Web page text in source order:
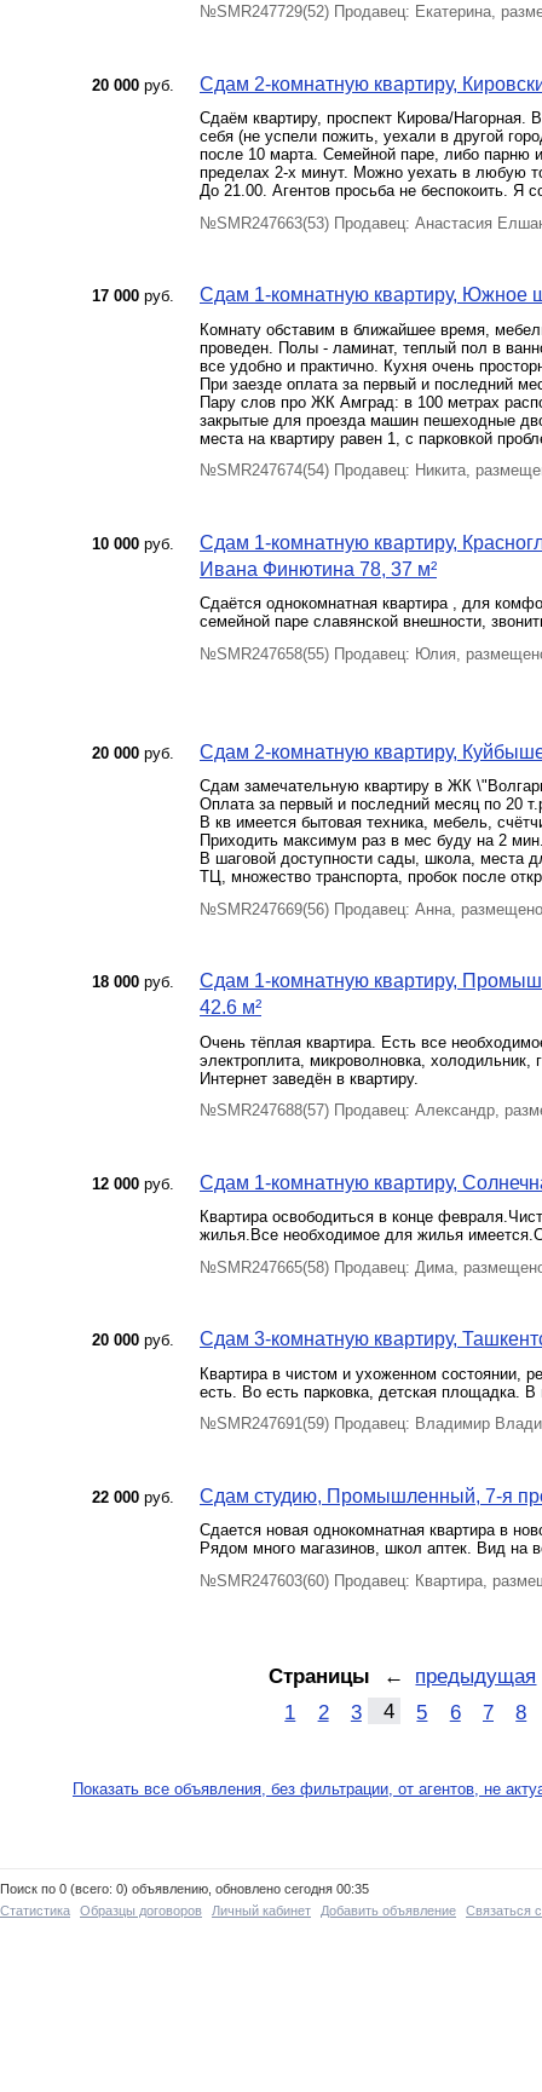
№SMR247729(52) Продавец: Екатерина,
20 000 руб. Сдам 2-комнатную квартиру,
Сдаём квартиру, проспект Кирова/Нагорная.
себя (не успели пожить, уехали в другой
после 10 марта. Семейной паре, либо парню
пределах 2-х минут. Можно уехать в любую
До 21.00. Агентов просьба не беспокоить. Я
№SMR247663(53) Продавец: Анастасия
17 000 руб. Сдам 1-комнатную квартиру, Южное
Комнату обставим в ближайшее время,
проведен. Полы - ламинат, теплый пол в
все удобно и практично. Кухня очень
При заезде оплата за первый и последний
Пару слов про ЖК Амград: в 100 метрах
закрытые для проезда машин пешеходные
места на квартиру равен 1, с парковкой
№SMR247674(54) Продавец: Никита,
10 000 руб.
Сдам 1-комнатную квартиру,
Ивана Финютина 78, 37 м²
Сдаётся однокомнатная квартира , для
семейной паре славянской внешности,
№SMR247658(55) Продавец: Юлия,
20 000 руб. Сдам 2-комнатную квартиру,
Сдам замечательную квартиру в ЖК
Оплата за первый и последний месяц по 20
В кв имеется бытовая техника, мебель,
Приходить максимум раз в мес буду на 2
В шаговой доступности сады, школа, места
ТЦ, множество транспорта, пробок после
№SMR247669(56) Продавец: Анна,
18 000 руб.
Сдам 1-комнатную квартиру,
42.6 м²
Очень тёплая квартира. Есть все
электроплита, микроволновка,
Интернет заведён в квартиру.
№SMR247688(57) Продавец: Александр,
12 000 руб. Сдам 1-комнатную квартиру,
Квартира освободиться в конце
жилья.Все необходимое для жилья
№SMR247665(58) Продавец: Дима,
20 000 руб. Сдам 3-комнатную квартиру,
Квартира в чистом и ухоженном состоянии,
есть. Во есть парковка, детская площадка.
№SMR247691(59) Продавец: Владимир
22 000 руб. Сдам студию, Промышленный, 7-я
Сдается новая однокомнатная квартира в
Рядом много магазинов, школ аптек. Вид на
№SMR247603(60) Продавец: Квартира,
Страницы ← предыдущая
1
2 3 4 5 6 7 8
Показать все объявления, без фильтрации, от агентов, не
Поиск по 0 (всего: 0) объявлению, обновлено сегодня 00:35
Статистика
Образцы договоров Личный кабинет Добавить объявление Связаться